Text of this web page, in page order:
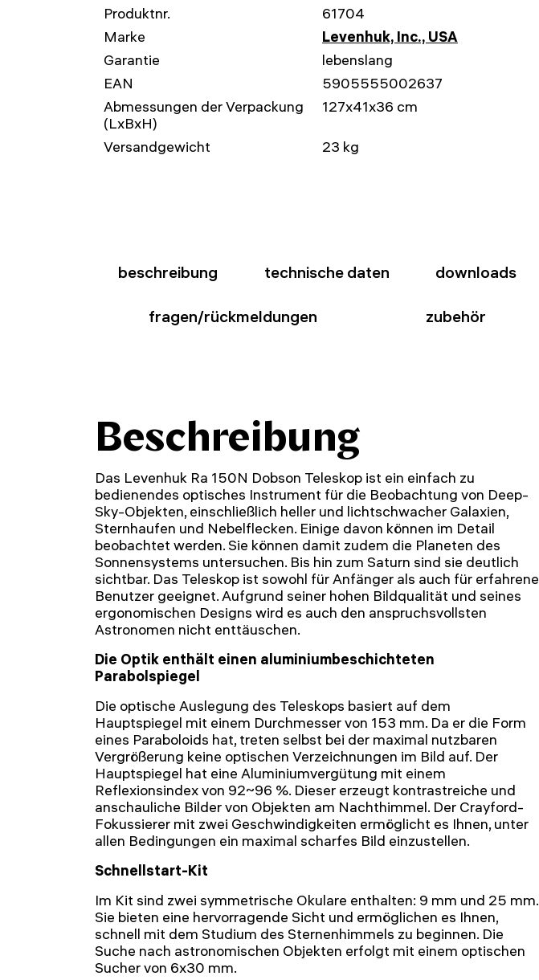
Produktnr.
61704
Marke
Levenhuk, Inc., USA
Garantie
lebenslang
EAN
5905555002637
Abmessungen der Verpackung
(LxBxH)
127x41x36 cm
Versandgewicht 23 kg
beschreibung technische daten downloads
fragen/rückmeldungen zubehör
Beschreibung
Das Levenhuk Ra 150N Dobson Teleskop ist ein einfach zu
bedienendes optisches Instrument für die Beobachtung von Deep-
Sky-Objekten, einschließlich heller und lichtschwacher Galaxien,
Sternhaufen und Nebelflecken. Einige davon können im Detail
beobachtet werden. Sie können damit zudem die Planeten des
Sonnensystems untersuchen. Bis hin zum Saturn sind sie deutlich
sichtbar. Das Teleskop ist sowohl für Anfänger als auch für erfahrene
Benutzer geeignet. Aufgrund seiner hohen Bildqualität und seines
ergonomischen Designs wird es auch den anspruchsvollsten
Astronomen nicht enttäuschen.
Die Optik enthält einen aluminiumbeschichteten
Parabolspiegel
Die optische Auslegung des Teleskops basiert auf dem
Hauptspiegel mit einem Durchmesser von 153 mm. Da er die Form
eines Paraboloids hat, treten selbst bei der maximal nutzbaren
Vergrößerung keine optischen Verzeichnungen im Bild auf. Der
Hauptspiegel hat eine Aluminiumvergütung mit einem
Reflexionsindex von 92~96 %. Dieser erzeugt kontrastreiche und
anschauliche Bilder von Objekten am Nachthimmel. Der Crayford-
Fokussierer mit zwei Geschwindigkeiten ermöglicht es Ihnen, unter
allen Bedingungen ein maximal scharfes Bild einzustellen.
Schnellstart-Kit
Im Kit sind zwei symmetrische Okulare enthalten: 9 mm und 25 mm.
Sie bieten eine hervorragende Sicht und ermöglichen es Ihnen,
schnell mit dem Studium des Sternenhimmels zu beginnen. Die
Suche nach astronomischen Objekten erfolgt mit einem optischen
Sucher von 6x30 mm.